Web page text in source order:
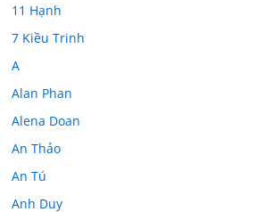
11 Hạnh
7 Kiều Trinh
A
Alan Phan
Alena Doan
An Thảo
An Tú
Anh Duy